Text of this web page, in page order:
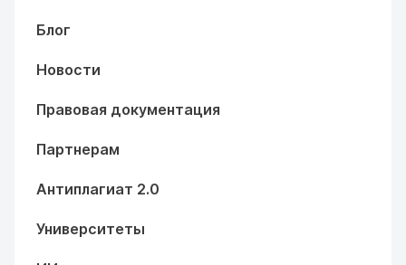
Блог
Новости
Правовая документация
Партнерам
Антиплагиат 2.0
Университеты